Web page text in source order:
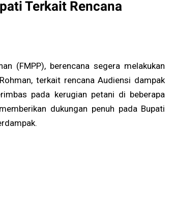
Terkait Rencana
(FMPP), berencana segera melakukan
terkait rencana Audiensi dampak
pada kerugian petani di beberapa
dukungan penuh pada Bupati